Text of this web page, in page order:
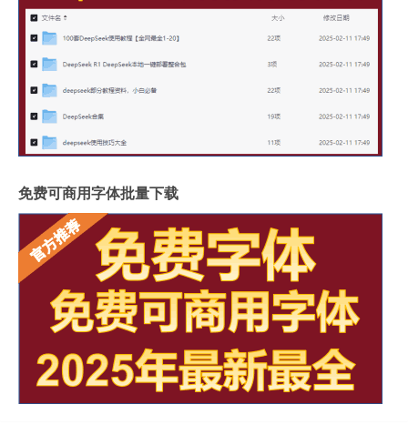
免费可商用字体批量下载